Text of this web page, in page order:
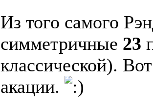
Из того самого
симметричные 23
классической).
акации.